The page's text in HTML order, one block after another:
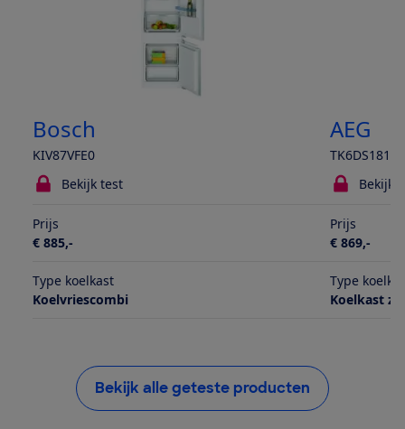
Bosch
KIV87VFE0
AEG
TK6DS181ES
Bekijk test
Bekijk
Prijs
€ 885,-
Prijs
€ 869,-
Type koelkast
Koelvriescombi
Type
Koelkast
Bekijk alle geteste producten